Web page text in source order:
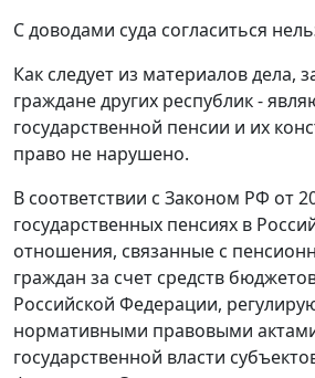
С доводами суда согласиться
Как следует из материалов дела,
граждане других республик -
государственной пенсии и их
право не нарушено.
В соответствии с Законом РФ от
государственных пенсиях в
отношения, связанные с
граждан за счет средств
Российской Федерации,
нормативными правовыми
государственной власти